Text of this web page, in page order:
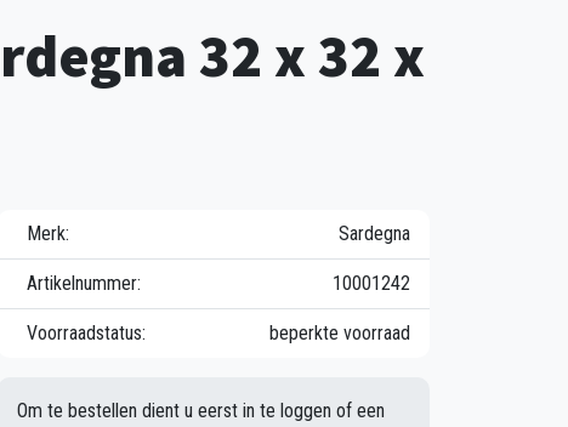
32 x 32 x
Merk: Sardegna
Artikelnummer: 10001242
Voorraadstatus: beperkte voorraad
Om te bestellen dient u eerst in te loggen of een